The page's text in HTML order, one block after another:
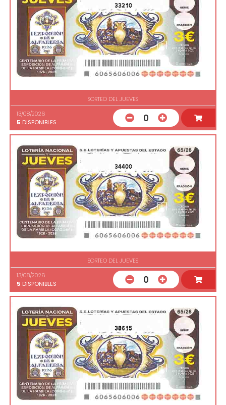
33210
SORTEO DEL JUEVES
13/08/2026
5 DISPONIBLES 0
34400
SORTEO DEL JUEVES
13/08/2026
5 DISPONIBLES 0
38615